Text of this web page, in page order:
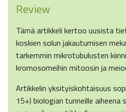
Review
Tämä artikkeli kertoo uusista
koskien solun jakautumisen
tarkemmin mikrotubulusten
kromosomeihin mitoosin ja
Artikkelin yksityiskohtaisuus
15+) biologian tunneille